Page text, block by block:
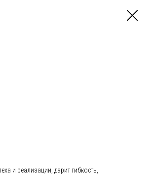
и реализации, дарит гибкость,